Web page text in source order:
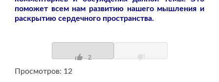
поможет всем нам развитию нашего мышления и
раскрытию сердечного пространства.
2
Просмотров: 12